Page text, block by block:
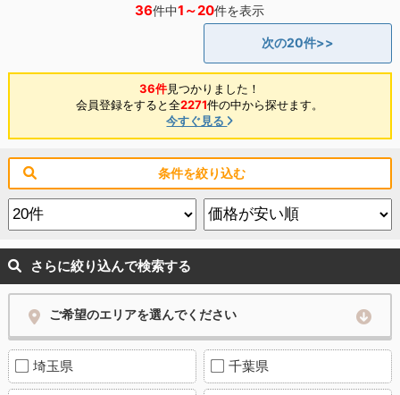
36件中1～20件を表示
次の20件>>
36件見つかりました！
会員登録をすると全2271件の中から探せます。
今すぐ見る
条件を絞り込む
さらに絞り込んで検索する
ご希望のエリアを選んでください
埼玉県 千葉県